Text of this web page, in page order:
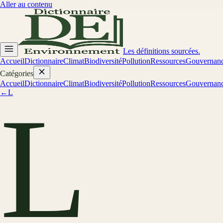
Aller au contenu
Les définitions sourcées.
AccueilDictionnaireClimatBiodiversitéPollutionRessources
Catégories
AccueilDictionnaireClimatBiodiversitéPollutionRessources
←L
L